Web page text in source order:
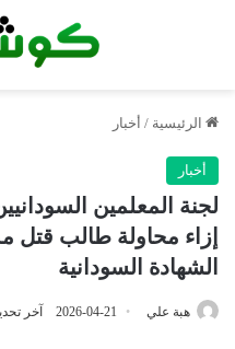
الرئيسية / أخبار
أخبار
لجنة المعلمين
إزاء محاولة طالب قتل
الشهادة السودانية
هبة علي 2026-04-21 آخر تحديث: